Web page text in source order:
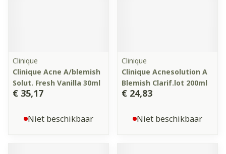
Clinique
Clinique Acne A/blemish
Solut. Fresh Vanilla 30ml
€ 35,17
Niet beschikbaar
Clinique
Clinique Acnesolution A
Blemish Clarif.lot 200ml
€ 24,83
Niet beschikbaar